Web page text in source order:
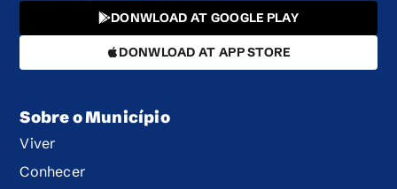
DONWLOAD AT GOOGLE PLAY
DONWLOAD AT APP STORE
Sobre o Município
Viver
Conhecer